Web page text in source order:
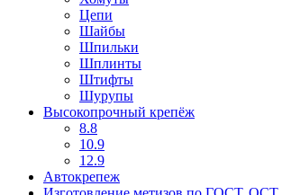
Цепи
Шайбы
Шпильки
Шплинты
Штифты
Шурупы
Высокопрочный крепёж
8.8
10.9
12.9
Автокрепеж